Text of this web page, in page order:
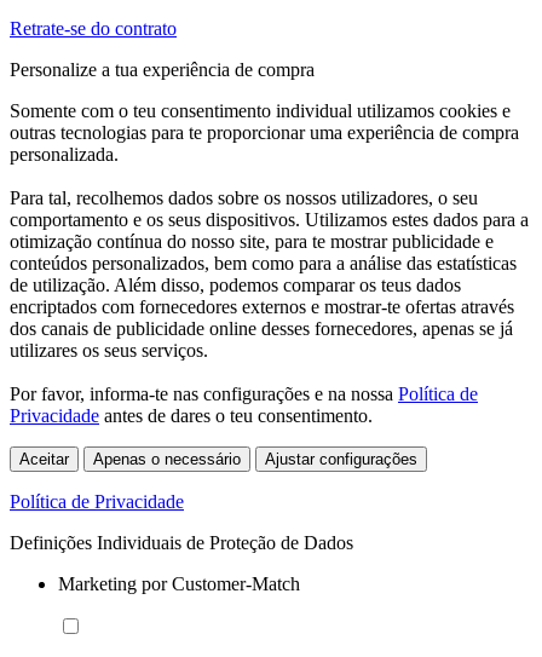
Retrate-se do contrato
Personalize a tua experiência de compra
Somente com o teu consentimento individual utilizamos cookies e
outras tecnologias para te proporcionar uma experiência de compra
personalizada.
Para tal, recolhemos dados sobre os nossos utilizadores, o seu
comportamento e os seus dispositivos. Utilizamos estes dados para a
otimização contínua do nosso site, para te mostrar publicidade e
conteúdos personalizados, bem como para a análise das estatísticas
de utilização. Além disso, podemos comparar os teus dados
encriptados com fornecedores externos e mostrar-te ofertas através
dos canais de publicidade online desses fornecedores, apenas se já
utilizares os seus serviços.
Por favor, informa-te nas configurações e na nossa Política de
Privacidade antes de dares o teu consentimento.
Aceitar Apenas o necessário Ajustar configurações
Política de Privacidade
Definições Individuais de Proteção de Dados
Marketing por Customer-Match